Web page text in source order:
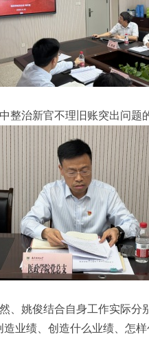
整治新官不理旧账突出问
、姚俊结合自身工作实际
造业绩、创造什么业绩、怎